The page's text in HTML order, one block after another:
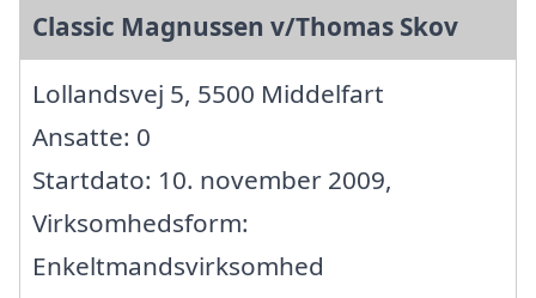
Classic Magnussen v/Thomas Skov
Lollandsvej 5, 5500 Middelfart
Ansatte: 0
Startdato: 10. november 2009,
Virksomhedsform:
Enkeltmandsvirksomhed